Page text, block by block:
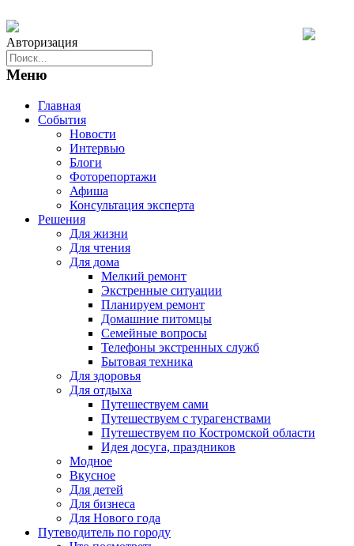
Авторизация
Меню
Главная
События
Новости
Интервью
Блоги
Фоторепортажи
Афиша
Консультация эксперта
Решения
Для жизни
Для чтения
Для дома
Мелкий ремонт
Экстренные ситуации
Планируем ремонт
Домашние питомцы
Семейные вопросы
Телефоны экстренных служб
Бытовая техника
Для здоровья
Для отдыха
Путешествуем сами
Путешествуем с турагенствами
Путешествуем по Костромской области
Идея досуга, праздников
Модное
Вкусное
Для детей
Для бизнеса
Для Нового года
Путеводитель по городу